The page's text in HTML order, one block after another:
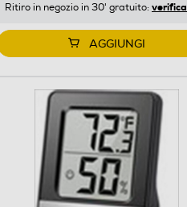
Ritiro in negozio in 30' gratuito: verifica
AGGIUNGI